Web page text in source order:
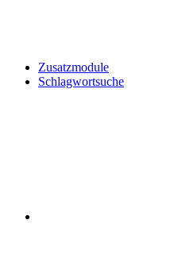
Zusatzmodule
Schlagwortsuche